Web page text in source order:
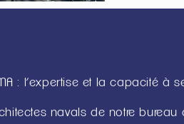
: l’expertise et la capacité à
navals de notre